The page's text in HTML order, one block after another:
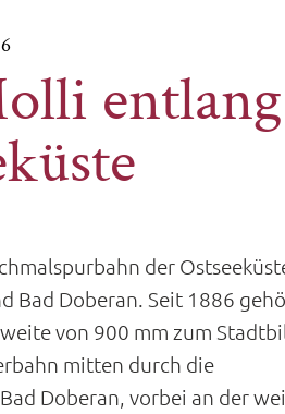
entlang
der
Bad Doberan. Seit 1886
von 900 mm zum
mitten durch die
Doberan, vorbei an der